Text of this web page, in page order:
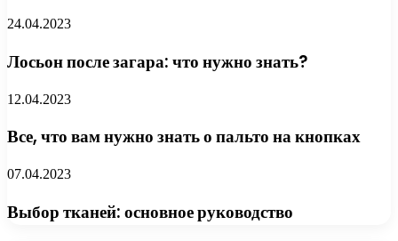
24.04.2023
Лосьон после загара: что нужно знать?
12.04.2023
Все, что вам нужно знать о пальто на кнопках
07.04.2023
Выбор тканей: основное руководство